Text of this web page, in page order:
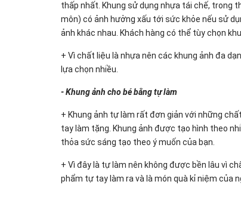
thấp nhất. Khung sử dụng nhựa tái chế, trong
môn) có ảnh hưởng xấu tới sức khỏe nếu sử
ảnh khác nhau. Khách hàng có thể tùy chọn
+ Vì chất liệu là nhựa nên các khung ảnh đa
lựa chọn nhiều.
- Khung ảnh cho bé bằng tự làm
+ Khung ảnh tự làm rất đơn giản với những
tay làm tặng. Khung ảnh được tạo hình theo
thỏa sức sáng tạo theo ý muốn của bạn.
+ Vì đây là tự làm nên không được bền lâu vì
phẩm tự tay làm ra và là món quà kỉ niệm của